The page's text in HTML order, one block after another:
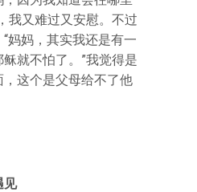
我又难过又安慰。不过
妈妈，其实我还是有一
就不怕了。”我觉得是
这个是父母给不了他
见